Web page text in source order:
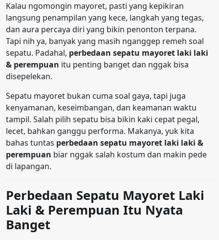
Kalau ngomongin mayoret, pasti yang kepikiran
langsung penampilan yang kece, langkah yang tegas,
dan aura percaya diri yang bikin penonton terpana.
Tapi nih ya, banyak yang masih nganggep remeh soal
sepatu. Padahal, perbedaan sepatu mayoret laki laki
& perempuan itu penting banget dan nggak bisa
disepelekan.
Sepatu mayoret bukan cuma soal gaya, tapi juga
kenyamanan, keseimbangan, dan keamanan waktu
tampil. Salah pilih sepatu bisa bikin kaki cepat pegal,
lecet, bahkan ganggu performa. Makanya, yuk kita
bahas tuntas perbedaan sepatu mayoret laki laki &
perempuan biar nggak salah kostum dan makin pede
di lapangan.
Perbedaan Sepatu Mayoret Laki
Laki & Perempuan Itu Nyata
Banget